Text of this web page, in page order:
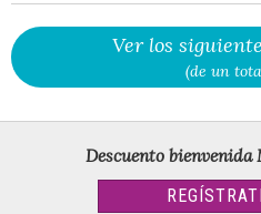
Ver los
(de un
Descuento bienvenida